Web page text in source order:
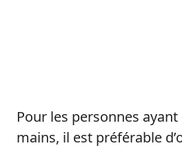
Pour les personnes
mains, il est préférable